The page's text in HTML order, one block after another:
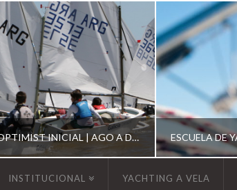
ESCUELA DE OPTIMIST INICIAL | AGO A DIC 2026
INSTITUCIONAL YACHTING A VELA